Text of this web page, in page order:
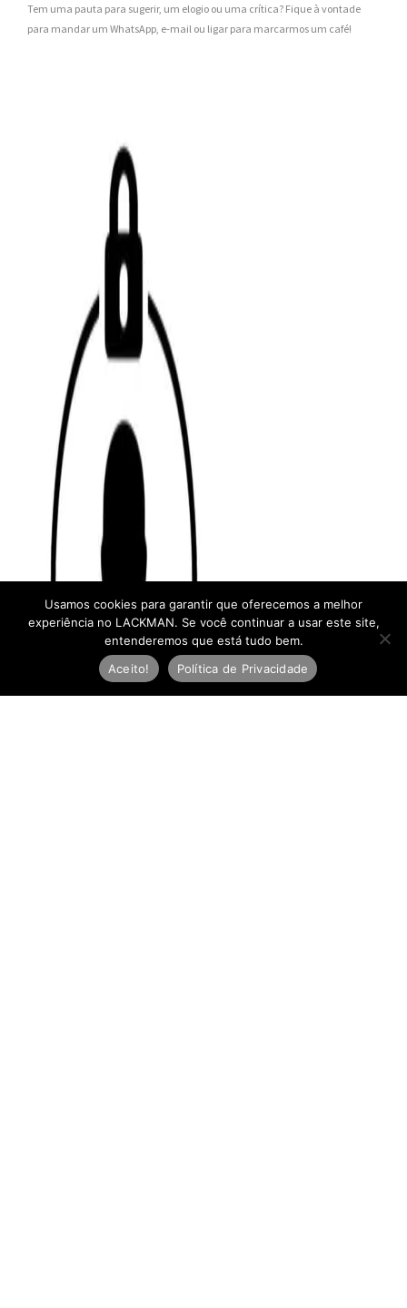
Tem uma pauta para sugerir, um elogio ou uma crítica? Fique à vontade
para mandar um WhatsApp, e-mail ou ligar para marcarmos um café!
Usamos cookies para garantir que oferecemos a melhor
experiência no LACKMAN. Se você continuar a usar este site,
entenderemos que está tudo bem.
Aceito!
Política de Privacidade